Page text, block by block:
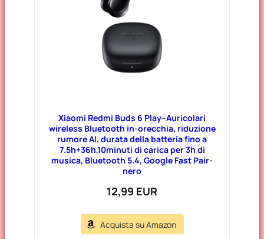
Xiaomi Redmi Buds 6 Play–Auricolari
wireless Bluetooth in-orecchia, riduzione
rumore AI, durata della batteria fino a
7.5h+36h,10minuti di carica per 3h di
musica, Bluetooth 5.4, Google Fast Pair-
nero
12,99 EUR
Acquista su Amazon